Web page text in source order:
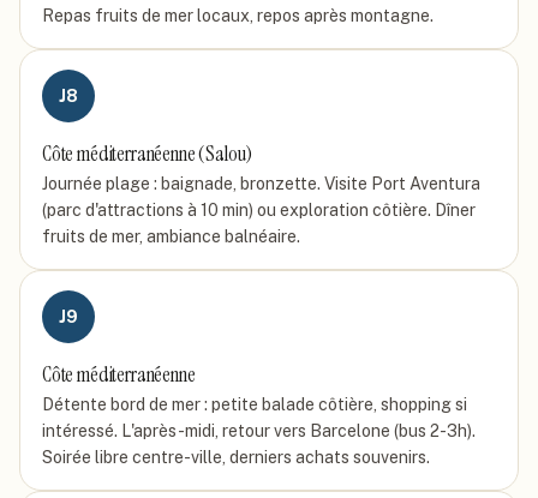
Repas fruits de mer locaux, repos après montagne.
J8
Côte méditerranéenne (Salou)
Journée plage : baignade, bronzette. Visite Port Aventura
(parc d'attractions à 10 min) ou exploration côtière. Dîner
fruits de mer, ambiance balnéaire.
J9
Côte méditerranéenne
Détente bord de mer : petite balade côtière, shopping si
intéressé. L'après-midi, retour vers Barcelone (bus 2-3h).
Soirée libre centre-ville, derniers achats souvenirs.